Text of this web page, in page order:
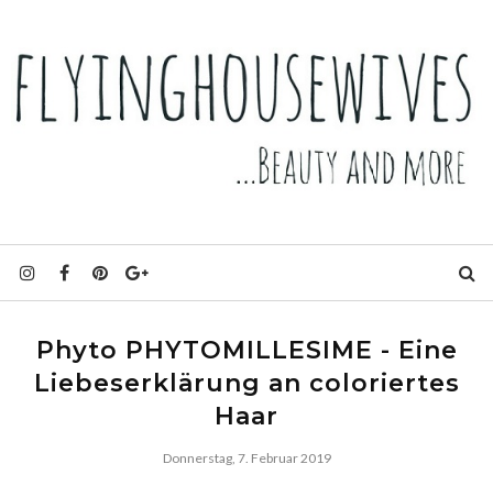
Phyto PHYTOMILLESIME - Eine
Liebeserklärung an coloriertes
Haar
Donnerstag, 7. Februar 2019